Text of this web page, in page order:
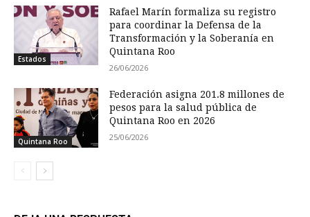
Estados
Rafael Marín formaliza su registro
para coordinar la Defensa de la
Transformación y la Soberanía en
Quintana Roo
26/06/2026
Quintana Roo
Federación asigna 201.8 millones de
pesos para la salud pública de
Quintana Roo en 2026
25/06/2026